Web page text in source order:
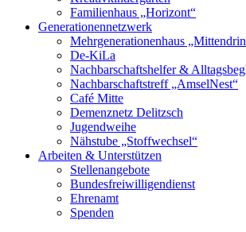
Familienhaus „Horizont“
Generationennetzwerk
Mehrgenerationenhaus
De-KiLa
Nachbarschaftshelfer &
Nachbarschaftstreff „AmselNest“
Café Mitte
Demenznetz Delitzsch
Jugendweihe
Nähstube „Stoffwechsel“
Arbeiten & Unterstützen
Stellenangebote
Bundesfreiwilligendienst
Ehrenamt
Spenden